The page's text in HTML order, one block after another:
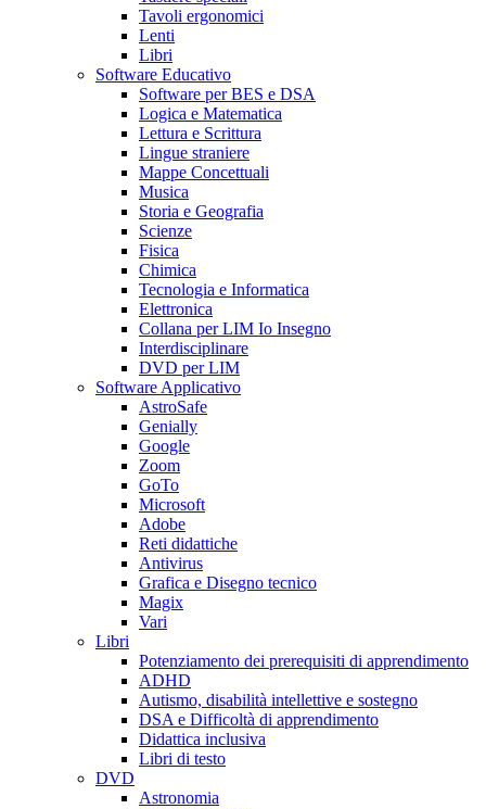
Tavoli ergonomici
Lenti
Libri
Software Educativo
Software per BES e DSA
Logica e Matematica
Lettura e Scrittura
Lingue straniere
Mappe Concettuali
Musica
Storia e Geografia
Scienze
Fisica
Chimica
Tecnologia e Informatica
Elettronica
Collana per LIM Io Insegno
Interdisciplinare
DVD per LIM
Software Applicativo
AstroSafe
Genially
Google
Zoom
GoTo
Microsoft
Adobe
Reti didattiche
Antivirus
Grafica e Disegno tecnico
Magix
Vari
Libri
Potenziamento dei prerequisiti di apprendimento
ADHD
Autismo, disabilità intellettive e sostegno
DSA e Difficoltà di apprendimento
Didattica inclusiva
Libri di testo
DVD
Astronomia